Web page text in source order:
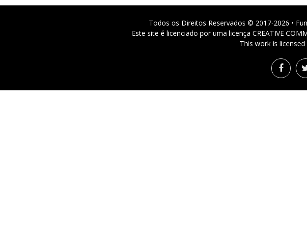
Todos os Direitos Reservados © 2017-2026 •
Este site é licenciado por uma licença CREATIVE
This work is